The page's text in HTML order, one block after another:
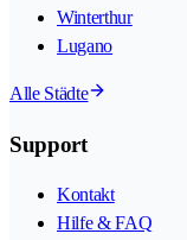
Winterthur
Lugano
Alle Städte
Support
Kontakt
Hilfe & FAQ